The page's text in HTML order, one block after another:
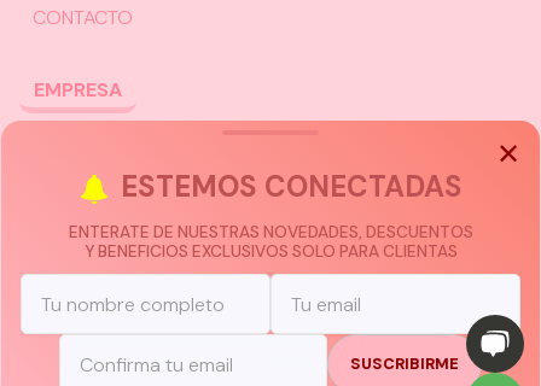
ESTEMOS CONECTADAS
ENTERATE DE NUESTRAS NOVEDADES, DESCUENTOS
Y BENEFICIOS EXCLUSIVOS SOLO PARA CLIENTAS
CONTACTO
EMPRESA
CHATEÁ CON UN ASESOR
Châtelet © 2026 Todos los derechos reservados.
Términos y condiciones
Política de privacidad Ayuda